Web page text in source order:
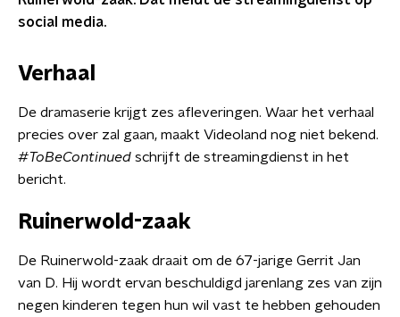
social media.
Verhaal
De dramaserie krijgt zes afleveringen. Waar het verhaal
precies over zal gaan, maakt Videoland nog niet bekend.
#ToBeContinued schrijft de streamingdienst in het
bericht.
Ruinerwold-zaak
De Ruinerwold-zaak draait om de 67-jarige Gerrit Jan
van D. Hij wordt ervan beschuldigd jarenlang zes van zijn
negen kinderen tegen hun wil vast te hebben gehouden